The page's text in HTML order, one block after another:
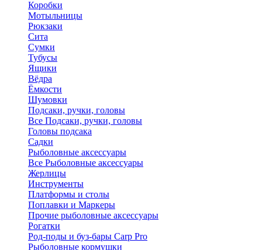
Коробки
Мотыльницы
Рюкзаки
Сита
Сумки
Тубусы
Ящики
Вёдра
Ёмкости
Шумовки
Подсаки, ручки, головы
Все Подсаки, ручки, головы
Головы подсака
Садки
Рыболовные аксессуары
Все Рыболовные аксессуары
Жерлицы
Инструменты
Платформы и столы
Поплавки и Маркеры
Прочие рыболовные аксессуары
Рогатки
Род-поды и буз-бары Carp Pro
Рыболовные кормушки